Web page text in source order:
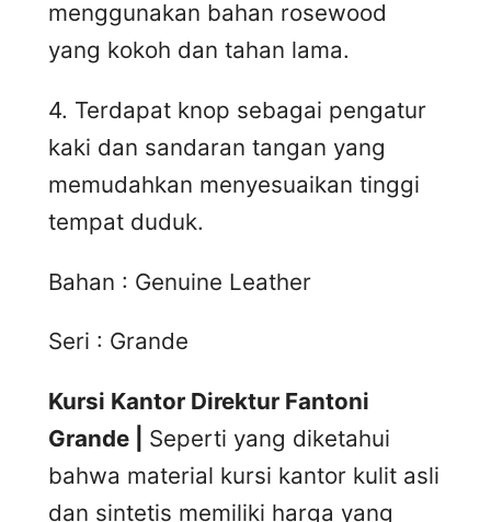
menggunakan bahan rosewood
yang kokoh dan tahan lama.
4. Terdapat knop sebagai pengatur
kaki dan sandaran tangan yang
memudahkan menyesuaikan tinggi
tempat duduk.
Bahan : Genuine Leather
Seri : Grande
Kursi Kantor Direktur Fantoni
Grande | Seperti yang diketahui
bahwa material kursi kantor kulit asli
dan sintetis memiliki harga yang